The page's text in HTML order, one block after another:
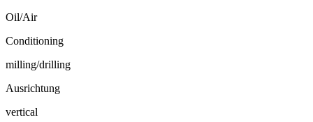
Oil/Air
Conditioning
milling/drilling
Ausrichtung
vertical